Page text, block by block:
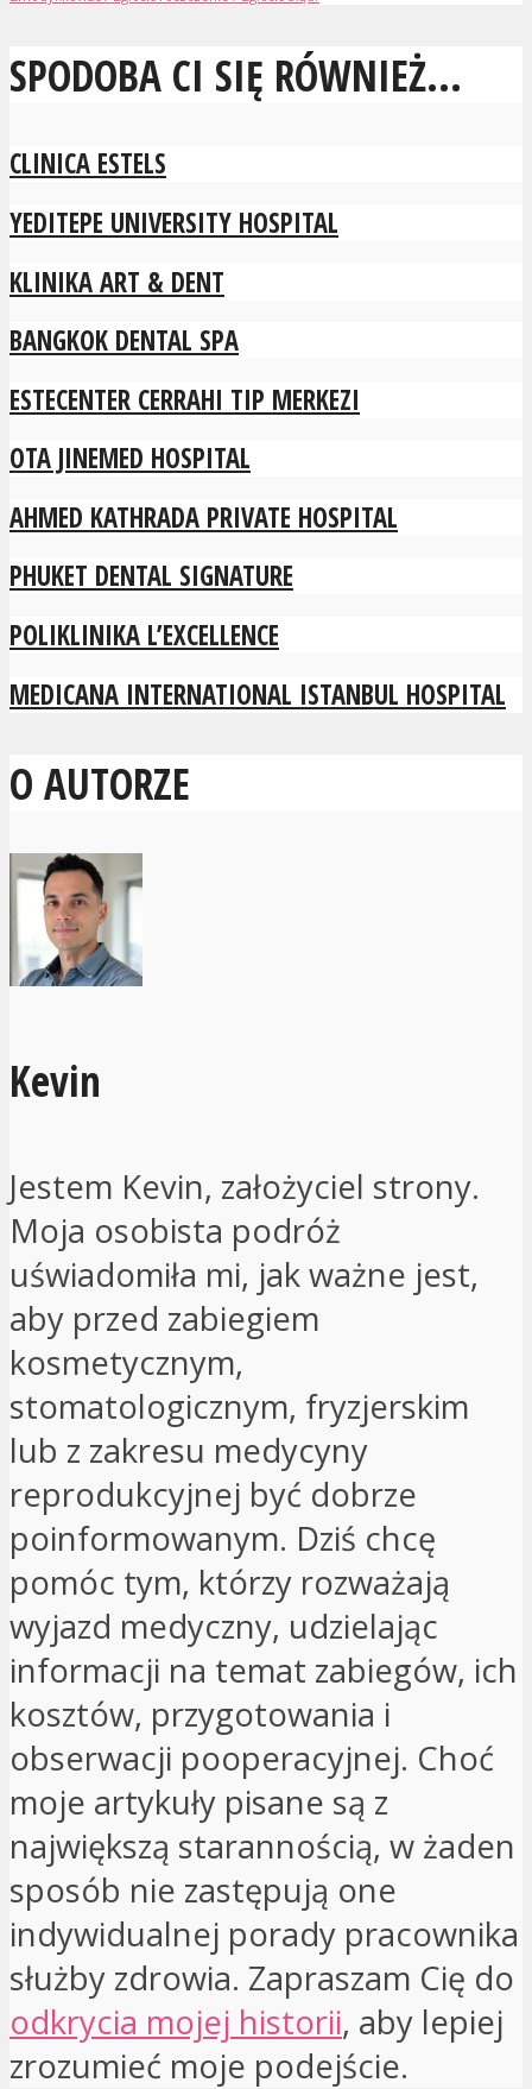
SPODOBA CI SIĘ RÓWNIEŻ...
CLINICA ESTELS
YEDITEPE UNIVERSITY HOSPITAL
KLINIKA ART & DENT
BANGKOK DENTAL SPA
ESTECENTER CERRAHI TIP MERKEZI
OTA JINEMED HOSPITAL
AHMED KATHRADA PRIVATE HOSPITAL
PHUKET DENTAL SIGNATURE
POLIKLINIKA L’EXCELLENCE
MEDICANA INTERNATIONAL ISTANBUL HOSPITAL
O AUTORZE
Kevin
Jestem Kevin, założyciel strony.
Moja osobista podróż
uświadomiła mi, jak ważne jest,
aby przed zabiegiem
kosmetycznym,
stomatologicznym, fryzjerskim
lub z zakresu medycyny
reprodukcyjnej być dobrze
poinformowanym. Dziś chcę
pomóc tym, którzy rozważają
wyjazd medyczny, udzielając
informacji na temat zabiegów, ich
kosztów, przygotowania i
obserwacji pooperacyjnej. Choć
moje artykuły pisane są z
największą starannością, w żaden
sposób nie zastępują one
indywidualnej porady pracownika
służby zdrowia. Zapraszam Cię do
odkrycia mojej historii, aby lepiej
zrozumieć moje podejście.